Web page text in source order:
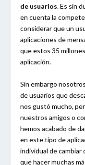
de usuarios. Es sin
en cuenta la
considerar que un
aplicaciones de
que estos 35
aplicación.
Sin embargo
de usuarios que
nos gustó mucho,
nuestros amigos o
hemos acabado de
en este tipo de
individual de
que hacer muchas